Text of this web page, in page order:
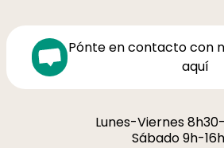
Pónte en contacto con
aquí
Lunes-Viernes
Sábado 9h-16h